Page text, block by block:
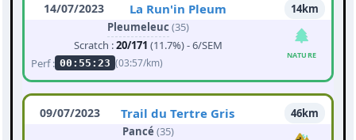
14/07/2023 La Run'in Pleum
14km
Pleumeleuc (35)
Scratch :20/171 (11.7%) - 6/SEM
Perf : 00:55:23 (03:57/km)
NATURE
09/07/2023 Trail du Tertre Gris
46km
Pancé (35)